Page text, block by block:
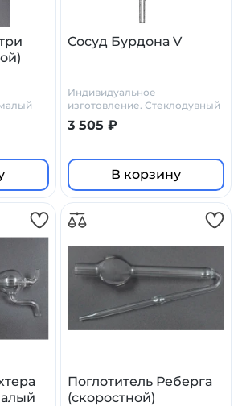
по
Сосуд Бурдона V
Индивидуальное
изготовление. Стеклодувный
цех Primelab
3 505 ₽
В корзину
Поглотитель Реберга
(скоростной)